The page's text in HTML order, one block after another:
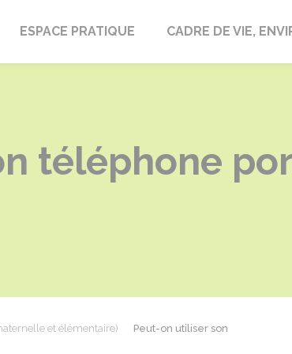
ESPACE PRATIQUE CADRE DE VIE,
téléphone
et élémentaire)
Peut-on utiliser son